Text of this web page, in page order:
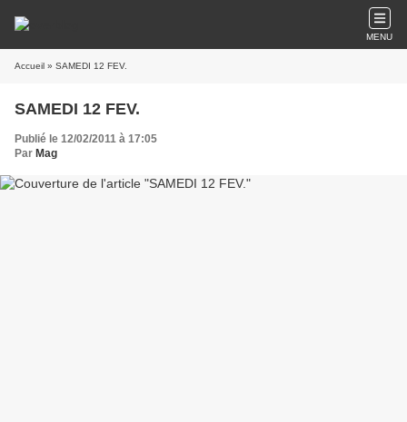
MENU
Accueil » SAMEDI 12 FEV.
SAMEDI 12 FEV.
Publié le 12/02/2011 à 17:05
Par Mag